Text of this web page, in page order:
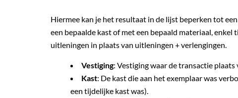
Hiermee kan je het resultaat in de lijst beperken tot
een bepaalde kast of met een bepaald materiaal,
uitleningen in plaats van uitleningen + verlengingen.
Vestiging: Vestiging waar de transactie plaats
Kast: De kast die aan het exemplaar was
een tijdelijke kast was).